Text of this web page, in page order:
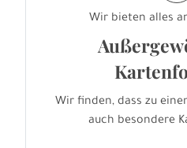
Wir bieten alles
Wir finden, dass zu
auch besondere